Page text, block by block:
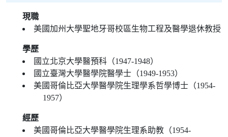
現職
美國加州大學聖地牙哥校區生物工程及醫學退休教授
學歷
國立北京大學醫預科（1947-1948）
國立臺灣大學醫學院醫學士（1949-1953）
美國哥倫比亞大學醫學院生理學系哲學博士（1954-
1957）
經歷
美國哥倫比亞大學醫學院生理系助教（1954-